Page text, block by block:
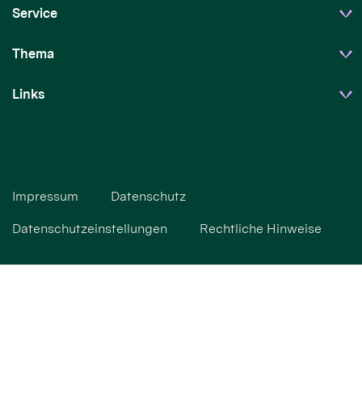
Service
Thema
Links
Impressum Datenschutz
Datenschutzeinstellungen Rechtliche Hinweise